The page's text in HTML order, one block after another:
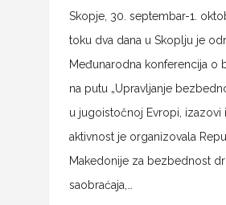
Skopje, 30. septembar-1.
toku dva dana u Skoplju je
Međunarodna konferencija o
na putu „Upravljanje
u jugoistočnoj Evropi, izazovi i
aktivnost je organizovala
Makedonije za bezbednost
saobraćaja,…